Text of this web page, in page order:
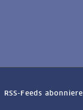
RSS-Feeds